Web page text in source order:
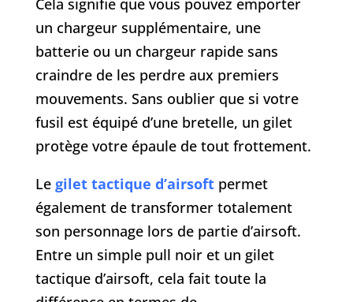
Cela signifie que vous pouvez emporter
un chargeur supplémentaire, une
batterie ou un chargeur rapide sans
craindre de les perdre aux premiers
mouvements. Sans oublier que si votre
fusil est équipé d’une bretelle, un gilet
protège votre épaule de tout frottement.
Le gilet tactique d’airsoftpermet
également de transformer totalement
son personnage lors de partie d’airsoft.
Entre un simple pull noir et un gilet
tactique d’airsoft, cela fait toute la